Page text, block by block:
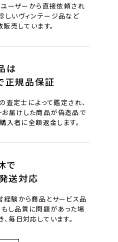
ーザーから直接依頼され
しいヴィンテージ品など
売しています。
は
正規品保証
定士によって鑑定され、
届けした商品が偽造品で
入者に全額返金します。
で
送対応
経験から商品とサービス品
し品質に問題があった場
毎日対応しています。